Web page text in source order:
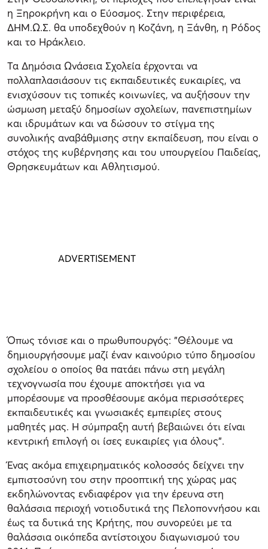
η Ξηροκρήνη και ο Εύοσμος. Στην περιφέρεια,
ΔΗΜ.Ω.Σ. θα υποδεχθούν η Κοζάνη, η Ξάνθη, η Ρόδος
και το Ηράκλειο.
Τα Δημόσια Ωνάσεια Σχολεία έρχονται να
πολλαπλασιάσουν τις εκπαιδευτικές ευκαιρίες, να
ενισχύσουν τις τοπικές κοινωνίες, να αυξήσουν την
ώσμωση μεταξύ δημοσίων σχολείων, πανεπιστημίων
και ιδρυμάτων και να δώσουν το στίγμα της
συνολικής αναβάθμισης στην εκπαίδευση, που είναι ο
στόχος της κυβέρνησης και του υπουργείου Παιδείας,
Θρησκευμάτων και Αθλητισμού.
Όπως τόνισε και ο πρωθυπουργός: "Θέλουμε να
δημιουργήσουμε μαζί έναν καινούριο τύπο δημοσίου
σχολείου ο οποίος θα πατάει πάνω στη μεγάλη
τεχνογνωσία που έχουμε αποκτήσει για να
μπορέσουμε να προσθέσουμε ακόμα περισσότερες
εκπαιδευτικές και γνωσιακές εμπειρίες στους
μαθητές μας. Η σύμπραξη αυτή βεβαιώνει ότι είναι
κεντρική επιλογή οι ίσες ευκαιρίες για όλους".
Ένας ακόμα επιχειρηματικός κολοσσός δείχνει την
εμπιστοσύνη του στην προοπτική της χώρας μας
εκδηλώνοντας ενδιαφέρον για την έρευνα στη
θαλάσσια περιοχή νοτιοδυτικά της Πελοποννήσου και
έως τα δυτικά της Κρήτης, που συνορεύει με τα
θαλάσσια οικόπεδα αντίστοιχου διαγωνισμού του